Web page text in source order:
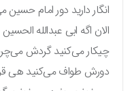
انگار دارید دور امام حسین
الان اگه ابی عبدالله
چیکار می‌کنید گردش
دورش طواف می‌کنید هی